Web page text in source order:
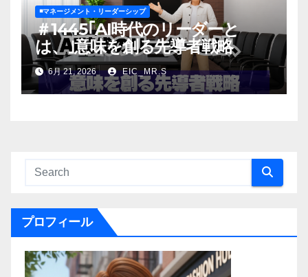
◾️マネージメント・リーダーシップ
＃1445｢AI時代のリーダーと
は、｣意味を創る先導者戦略
6月 21, 2026 EIC_MR.S
プロフィール